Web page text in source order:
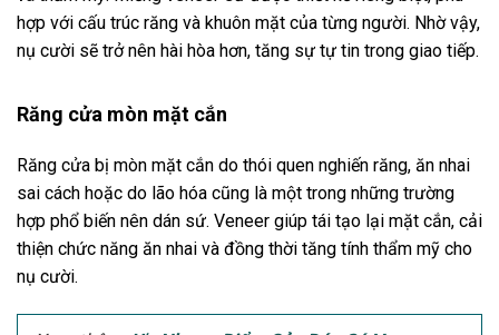
hợp với cấu trúc răng và khuôn mặt của từng người. Nhờ vậy,
nụ cười sẽ trở nên hài hòa hơn, tăng sự tự tin trong giao tiếp.
Răng cửa mòn mặt cắn
Răng cửa bị mòn mặt cắn do thói quen nghiến răng, ăn nhai
sai cách hoặc do lão hóa cũng là một trong những trường
hợp phổ biến nên dán sứ. Veneer giúp tái tạo lại mặt cắn, cải
thiện chức năng ăn nhai và đồng thời tăng tính thẩm mỹ cho
nụ cười.